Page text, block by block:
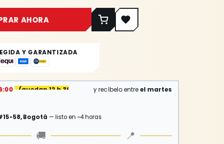
AHORA
Y GARANTIZADA
(quedan 12 h 36 min y recíbelo entre el martes
58, Bogotá — listo en ~4 horas
🚚 📍